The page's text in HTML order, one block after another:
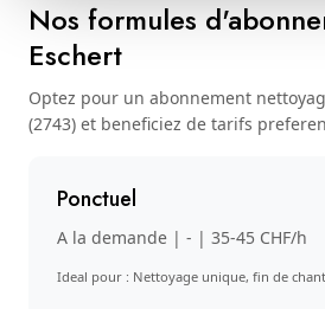
Nos formules
Eschert
Optez pour un abonnement
(2743) et beneficiez de tarifs
Ponctuel
A la demande | - | 35-45 CHF/h
Ideal pour : Nettoyage unique, fin de